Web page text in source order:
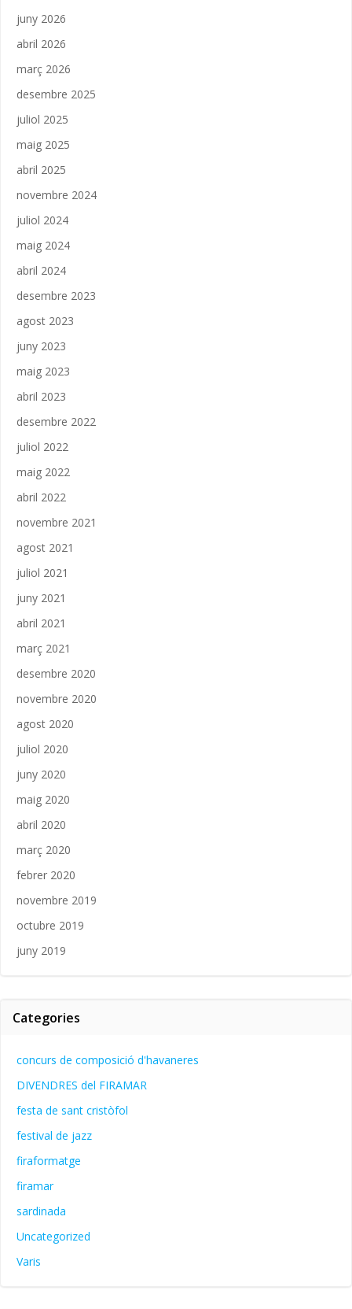
juny 2026
abril 2026
març 2026
desembre 2025
juliol 2025
maig 2025
abril 2025
novembre 2024
juliol 2024
maig 2024
abril 2024
desembre 2023
agost 2023
juny 2023
maig 2023
abril 2023
desembre 2022
juliol 2022
maig 2022
abril 2022
novembre 2021
agost 2021
juliol 2021
juny 2021
abril 2021
març 2021
desembre 2020
novembre 2020
agost 2020
juliol 2020
juny 2020
maig 2020
abril 2020
març 2020
febrer 2020
novembre 2019
octubre 2019
juny 2019
Categories
concurs de composició d'havaneres
DIVENDRES del FIRAMAR
festa de sant cristòfol
festival de jazz
firaformatge
firamar
sardinada
Uncategorized
Varis